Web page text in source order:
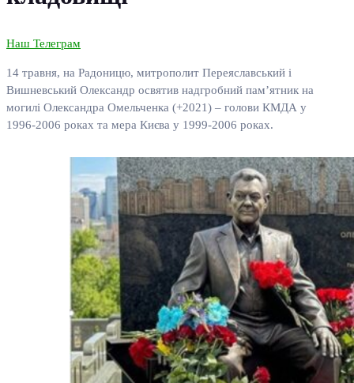
Наш Телеграм
14 травня, на Радоницю, митрополит Переяславський і
Вишневський Олександр освятив надгробний пам’ятник на
могилі Олександра Омельченка (+2021) – голови КМДА у
1996-2006 роках та мера Києва у 1999-2006 роках.